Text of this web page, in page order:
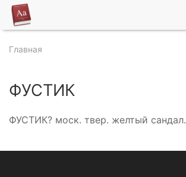
Главная
ФУСТИК
ФУСТИК? моск. твер. желтый сандал.